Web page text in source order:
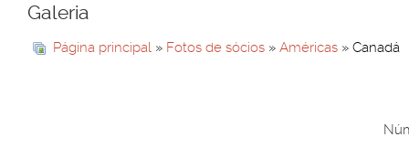
Galeria
Página principal » Fotos de sócios » Américas » Canadá